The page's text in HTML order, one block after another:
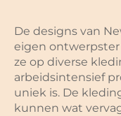
De designs van
eigen ontwerpster
ze op diverse
arbeidsintensief
uniek is. De
kunnen wat